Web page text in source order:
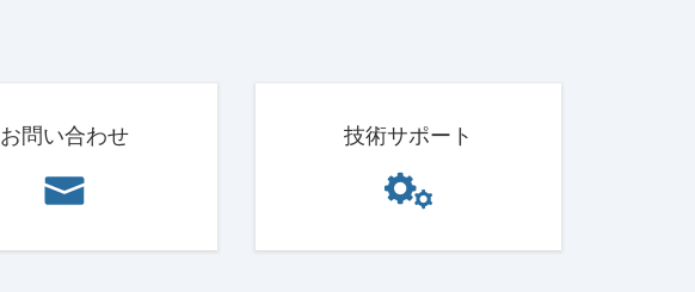
お問い合わせ 技術サポート